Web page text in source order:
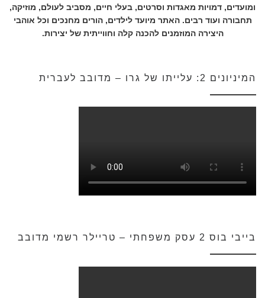
ומועדים, דמויות מאגדות וסרטים, בעלי חיים, מסביב לעולם, מוזיקה,
תחבורה ועוד רבים. האתר מיועד לילדים, הורים מחנכים וכל אוהבי
היצירה המוזמנים להכנה קלה וחווייתית של יצירות.
המיניונים 2: עלייתו של גרו – מדובב לעברית
בייבי בוס 2 עסק משפחתי – טריילר רשמי מדובב